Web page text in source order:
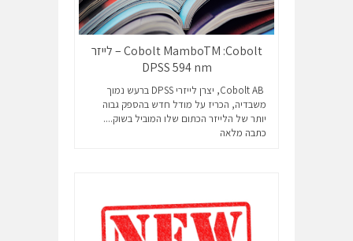
Cobolt MamboTM :Cobolt – לייזר
DPSS 594 nm
Cobolt AB, יצרן לייזרי DPSS ברעש נמוך
משבדיה, הכריז על מודל חדש בהספק גבוה
יותר של הלייזר הכתום שלו המוביל בשוק....
כתבה מלאה